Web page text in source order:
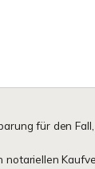
für den Fall,
notariellen